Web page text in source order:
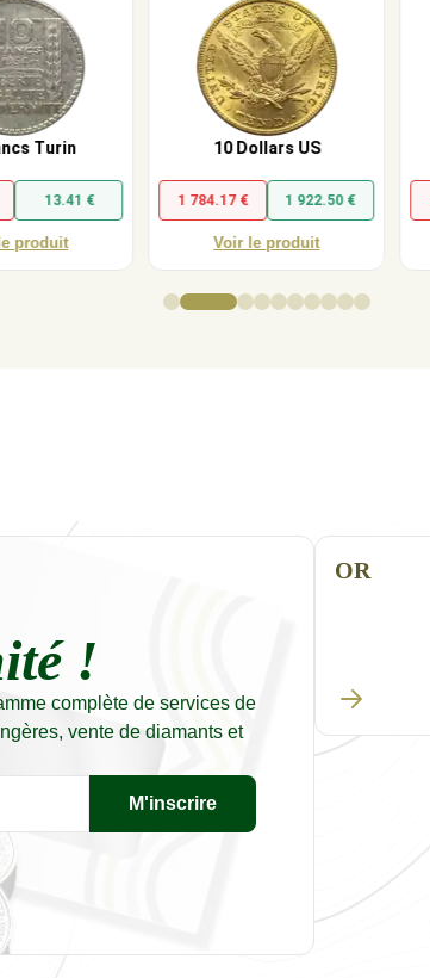
Turin
13.41 €
produit
10 Dollars US
1 784.17 € 1 922.50 €
Voir le produit
!
complète de services de
vente de diamants et
M'inscrire
OR